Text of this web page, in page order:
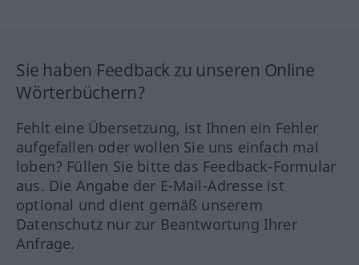
Sie haben Feedback zu unseren Online
Wörterbüchern?
Fehlt eine Übersetzung, ist Ihnen ein Fehler
aufgefallen oder wollen Sie uns einfach mal
loben? Füllen Sie bitte das Feedback-Formular
aus. Die Angabe der E-Mail-Adresse ist
optional und dient gemäß unserem
Datenschutz nur zur Beantwortung Ihrer
Anfrage.